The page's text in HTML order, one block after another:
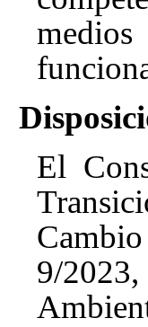
medios
El
9/